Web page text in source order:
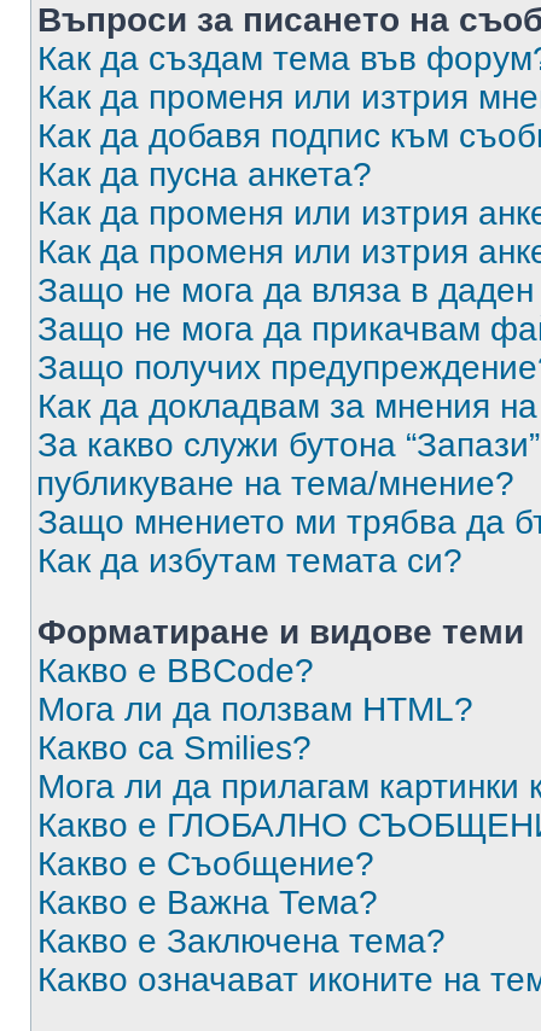
Въпроси за писането на
Как да създам тема във
Как да променя или изтрия
Как да добавя подпис към
Как да пусна анкета?
Как да променя или изтрия
Как да променя или изтрия
Защо не мога да вляза в
Защо не мога да прикачвам
Защо получих
Как да докладвам за мнения
За какво служи бутона
публикуване на тема/мнение?
Защо мнението ми трябва да
Как да избутам темата си?
Форматиране и видове теми
Какво е BBCode?
Мога ли да ползвам HTML?
Какво са Smilies?
Мога ли да прилагам
Какво е ГЛОБАЛНО
Какво е Съобщение?
Какво е Важна Тема?
Какво е Заключена тема?
Какво означават иконите на